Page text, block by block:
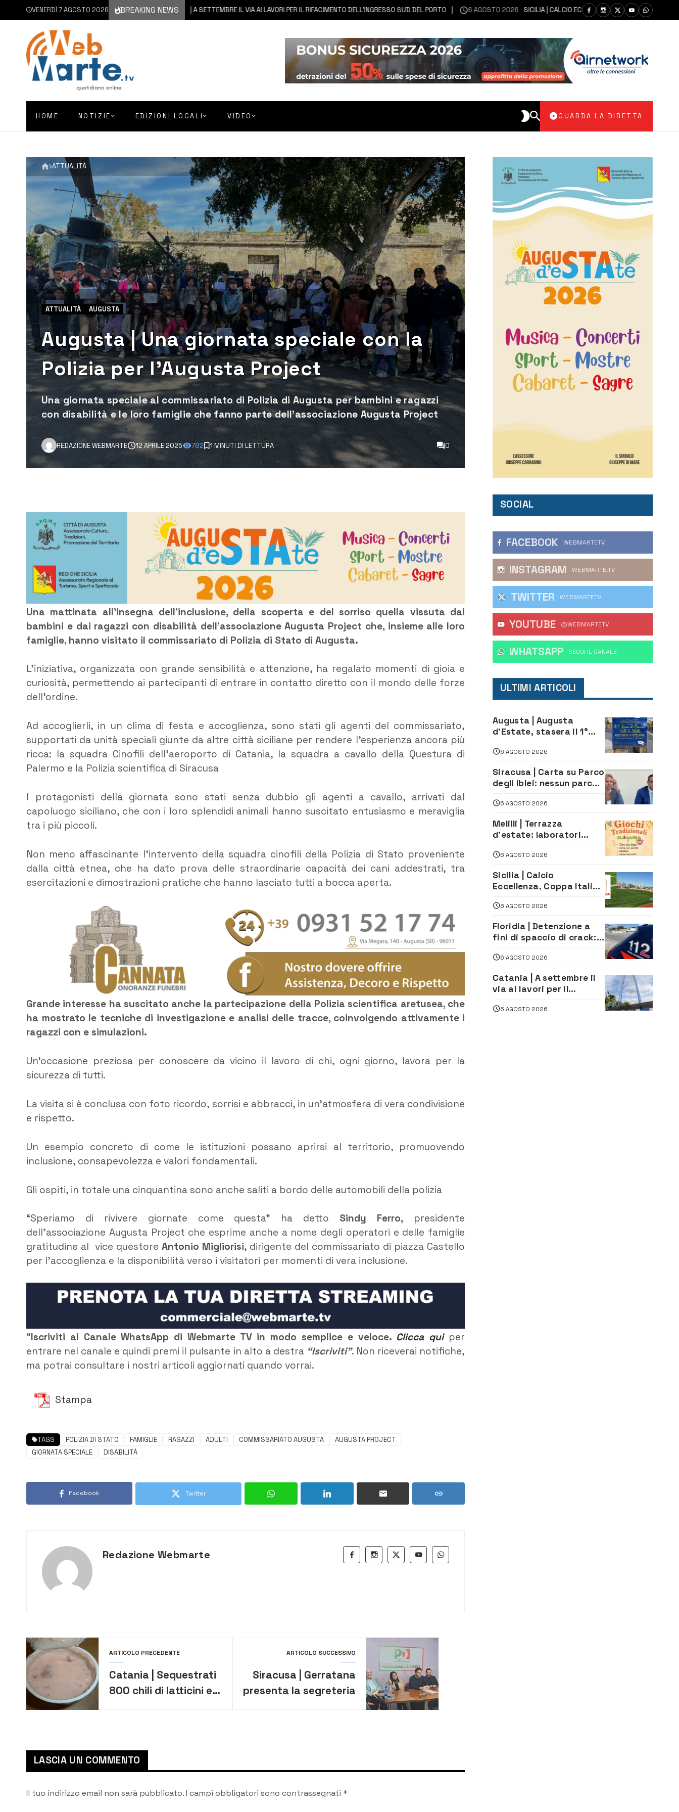
VENERDÌ 7 AGOSTO 2026 BREAKING NEWS
6 AGOSTO 2026 CATANIA | A SETTEMBRE IL VIA AI LAVORI PER IL RIFACIMENTO DELL’INGRESSO SUD DEL PORTO 6 AGOSTO 2026 SICILIA | CALCIO ECCELLENZA, COPPA ITALIA: IL 30 AGOSTO
HOME NOTIZIE EDIZIONI LOCALI VIDEO GUARDA LA DIRETTA
ATTUALITÀ
ATTUALITÀ AUGUSTA
Augusta | Una giornata speciale con la
Polizia per l’Augusta Project
Una giornata speciale al commissariato di Polizia di Augusta per bambini e ragazzi
con disabilità e le loro famiglie che fanno parte dell'associazione Augusta Project
REDAZIONE WEBMARTE 12 APRILE 2025 782 1 MINUTI DI LETTURA 0
Una mattinata all’insegna dell’inclusione, della scoperta e del sorriso quella vissuta dai
bambini e dai ragazzi con disabilità dell’associazione Augusta Project che, insieme alle loro
famiglie, hanno visitato il commissariato di Polizia di Stato di Augusta.
L’iniziativa, organizzata con grande sensibilità e attenzione, ha regalato momenti di gioia e
curiosità, permettendo ai partecipanti di entrare in contatto diretto con il mondo delle forze
dell’ordine.
Ad accoglierli, in un clima di festa e accoglienza, sono stati gli agenti del commissariato,
supportati da unità speciali giunte da altre città siciliane per rendere l’esperienza ancora più
ricca: la squadra Cinofili dell’aeroporto di Catania, la squadra a cavallo della Questura di
Palermo e la Polizia scientifica di Siracusa
I protagonisti della giornata sono stati senza dubbio gli agenti a cavallo, arrivati dal
capoluogo siciliano, che con i loro splendidi animali hanno suscitato entusiasmo e meraviglia
tra i più piccoli.
Non meno affascinante l’intervento della squadra cinofili della Polizia di Stato proveniente
dalla città etnea, che ha dato prova delle straordinarie capacità dei cani addestrati, tra
esercitazioni e dimostrazioni pratiche che hanno lasciato tutti a bocca aperta.
Grande interesse ha suscitato anche la partecipazione della Polizia scientifica aretusea, che
ha mostrato le tecniche di investigazione e analisi delle tracce, coinvolgendo attivamente i
ragazzi con e simulazioni.
Un’occasione preziosa per conoscere da vicino il lavoro di chi, ogni giorno, lavora per la
sicurezza di tutti.
La visita si è conclusa con foto ricordo, sorrisi e abbracci, in un’atmosfera di vera condivisione
e rispetto.
Un esempio concreto di come le istituzioni possano aprirsi al territorio, promuovendo
inclusione, consapevolezza e valori fondamentali.
Gli ospiti, in totale una cinquantina sono anche saliti a bordo delle automobili della polizia
“Speriamo di rivivere giornate come questa” ha detto Sindy Ferro, presidente
dell’associazione Augusta Project che esprime anche a nome degli operatori e delle famiglie
gratitudine al vice questore Antonio Migliorisi, dirigente del commissariato di piazza Castello
per l’accoglienza e la disponibilità verso i visitatori per momenti di vera inclusione.
”Iscriviti al Canale WhatsApp di Webmarte TV in modo semplice e veloce. Clicca quiper
entrare nel canale e quindi premi il pulsante in alto a destra “Iscriviti”. Non riceverai notifiche,
ma potrai consultare i nostri articoli aggiornati quando vorrai.
Stampa
TAGS POLIZIA DI STATO FAMIGLIE RAGAZZI ADULTI COMMISSARIATO AUGUSTA
AUGUSTA PROJECT
GIORNATA SPECIALE
DISABILITÀ
Facebook Twitter
Redazione Webmarte
ARTICOLO PRECEDENTE
Catania | Sequestrati
800 chili di latticini e
ARTICOLO SUCCESSIVO
Siracusa | Gerratana
presenta la segreteria
LASCIA UN COMMENTO
Il tuo indirizzo email non sarà pubblicato.I campi obbligatori sono contrassegnati *
SOCIAL
FACEBOOK WEBMARTETV
INSTAGRAM WEBMARTE.TV
TWITTER WEBMARTETV
YOUTUBE @WEBMARTETV
WHATSAPP ‎SEGUI IL CANALE
ULTIMI ARTICOLI
Augusta | Augusta
d’Estate, stasera il 1°
le Stelle: piazza
D’Astorga già sold out
6 AGOSTO 2026
Siracusa | Carta su Parco
degli Iblei: nessun parco
comunità e il territorio
6 AGOSTO 2026
Melilli | Terrazza
d’estate: laboratori
styling e giochi
tradizionali di Zuimama,
ecco come iscriversi
6 AGOSTO 2026
Sicilia | Calcio
Eccellenza, Coppa Italia:
andata
6 AGOSTO 2026
Floridia | Detenzione a
fini di spaccio di crack:
6 AGOSTO 2026
Catania | A settembre il
via ai lavori per il
sud del porto
6 AGOSTO 2026